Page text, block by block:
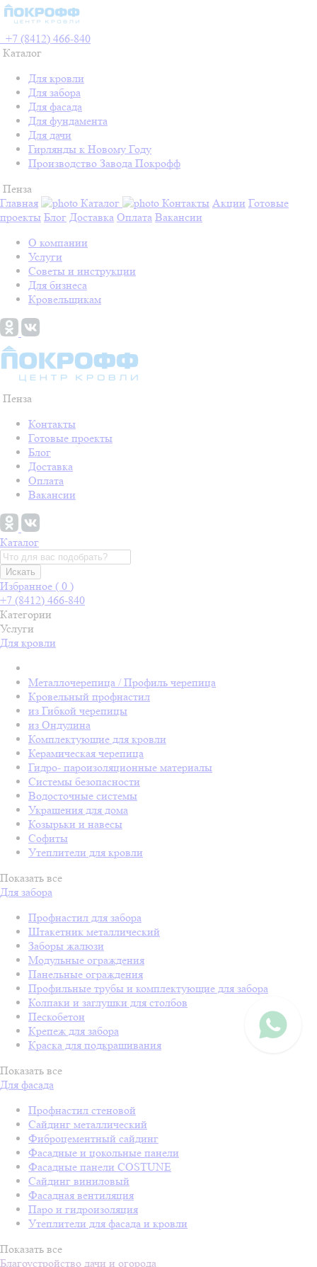
+7 (8412) 466-840
Каталог
Для кровли
Для забора
Для фасада
Для фундамента
Для дачи
Гирлянды к Новому Году
Производство Завода Покрофф
Пенза
Главная
Каталог Контакты Акции Готовые
проекты Блог Доставка Оплата Вакансии
О компании
Услуги
Советы и инструкции
Для бизнеса
Кровельщикам
Пенза
Контакты
Готовые проекты
Блог
Доставка
Оплата
Вакансии
Каталог
Искать
Избранное ( 0 )
+7 (8412) 466-840
Категории
Услуги
Для кровли
Металлочерепица / Профиль черепица
Кровельный профнастил
из Гибкой черепицы
из Ондулина
Комплектующие для кровли
Керамическая черепица
Гидро- пароизоляционные материалы
Системы безопасности
Водосточные системы
Украшения для дома
Козырьки и навесы
Софиты
Утеплители для кровли
Показать все
Для забора
Профнастил для забора
Штакетник металлический
Заборы жалюзи
Модульные ограждения
Панельные ограждения
Профильные трубы и комплектующие для забора
Колпаки и заглушки для столбов
Пескобетон
Крепеж для забора
Краска для подкрашивания
Показать все
Для фасада
Профнастил стеновой
Сайдинг металлический
Фиброцементный сайдинг
Фасадные и цокольные панели
Фасадные панели COSTUNE
Сайдинг виниловый
Фасадная вентиляция
Паро и гидроизоляция
Утеплители для фасада и кровли
Показать все
Благоустройство дачи и огорода